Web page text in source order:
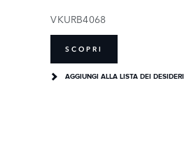
VKURB4068
SCOPRI
AGGIUNGI ALLA LISTA DEI DESIDERI